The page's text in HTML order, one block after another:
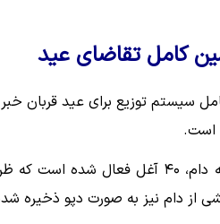
سیستم توزیع برای عید قربان
است.
وی افزود: در مجموع ۷ مرکز عرضه
از دام نیز به صورت دپو ذخیره